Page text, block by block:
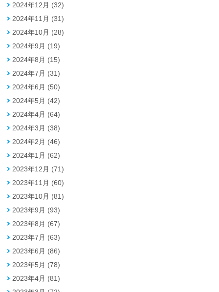
2024年12月 (32)
2024年11月 (31)
2024年10月 (28)
2024年9月 (19)
2024年8月 (15)
2024年7月 (31)
2024年6月 (50)
2024年5月 (42)
2024年4月 (64)
2024年3月 (38)
2024年2月 (46)
2024年1月 (62)
2023年12月 (71)
2023年11月 (60)
2023年10月 (81)
2023年9月 (93)
2023年8月 (67)
2023年7月 (63)
2023年6月 (86)
2023年5月 (78)
2023年4月 (81)